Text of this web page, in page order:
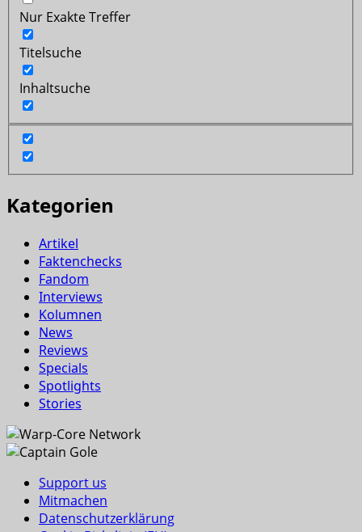
Nur Exakte Treffer
Titelsuche
Inhaltsuche
Kategorien
Artikel
Faktenchecks
Fandom
Interviews
Kolumnen
News
Reviews
Specials
Spotlights
Stories
Support us
Mitmachen
Datenschutzerklärung